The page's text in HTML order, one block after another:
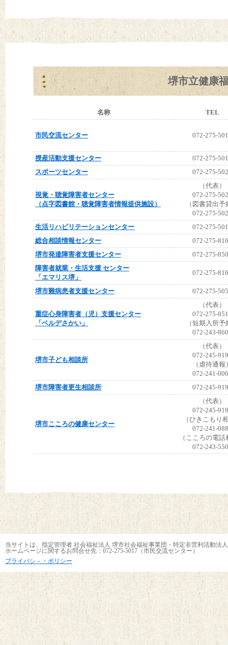
堺市立健康
名称 TEL
市民交流センター 072-275-
授産活動支援センター
072-275-
スポーツセンター
072-275-
視覚・聴覚障害者センター
（点字図書館・聴覚障害者情報提供施設）
（代表）
072-275-
（図書貸出予
072-275-
生活リハビリテーションセンター
072-275-
総合相談情報センター
072-275-
堺市発達障害者支援センター
072-275-
障害者就業・生活支援 センター
「エマリス堺」
072-275-
堺市難病患者支援センター 072-275-
重症心身障害者（児）支援センター
「ベルデさかい」
（代表）
072-275-
（短期入所予
072-243-
堺市子ども相談所
（代表）
072-245-
（虐待通報
072-241-
堺市障害者更生相談所
072-245-
堺市こころの健康センター
（代表）
072-245-
（ひきこもり
072-241-
（こころの電
072-243-
当サイトは、指定管理者 社会福祉法人 堺市社会福祉事業団・特定非営利活動
ホームページに関するお問合せ先：072-275-5017（市民交流センター）
プライバシ－・ポリシー